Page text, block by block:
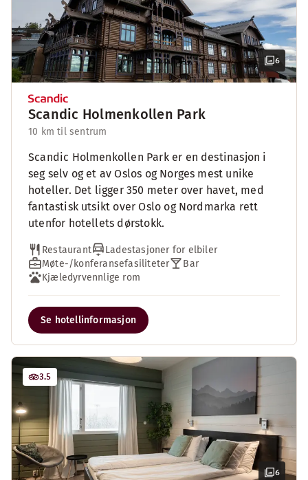
6
Scandic Holmenkollen Park
10 km til sentrum
Scandic Holmenkollen Park er en destinasjon i
seg selv og et av Oslos og Norges mest unike
hoteller. Det ligger 350 meter over havet, med
fantastisk utsikt over Oslo og Nordmarka rett
utenfor hotellets dørstokk.
Restaurant
Ladestasjoner for elbiler
Møte-/konferansefasiliteter
Bar
Kjæledyrvennlige rom
Se hotellinformasjon
6
3.5